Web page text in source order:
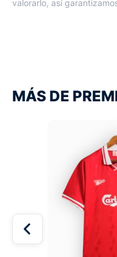
valorarlo, así
MÁS DE